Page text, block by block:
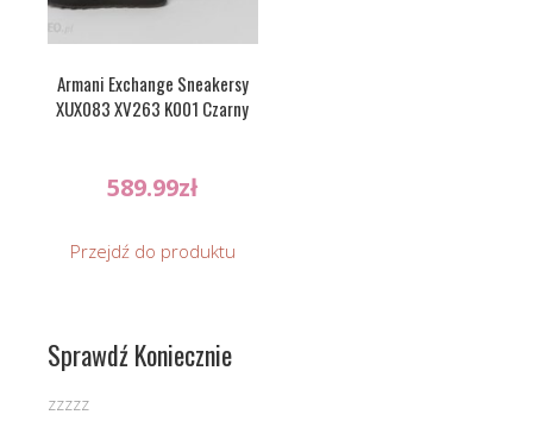
Armani Exchange Sneakersy
XUX083 XV263 K001 Czarny
589.99zł
Przejdź do produktu
Sprawdź Koniecznie
zzzzz